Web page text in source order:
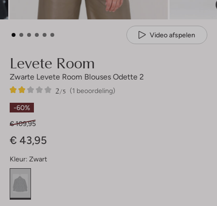
Video afspelen
Levete Room
Zwarte Levete Room Blouses Odette 2
(1 beoordeling)
2/5
1
2
Sterren
-60%
€ 109,95
€ 43,95
Kleur: Zwart